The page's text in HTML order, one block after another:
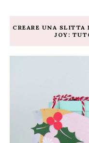
CREARE UNA
JOY: